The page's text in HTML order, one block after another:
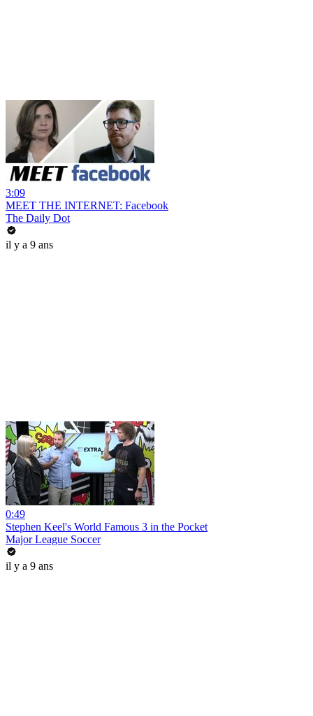
3:09
MEET THE INTERNET: Facebook
The Daily Dot
il y a 9 ans
0:49
Stephen Keel's World Famous 3 in the Pocket
Major League Soccer
il y a 9 ans